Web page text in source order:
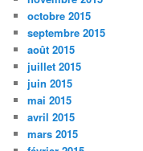
octobre 2015
septembre 2015
août 2015
juillet 2015
juin 2015
mai 2015
avril 2015
mars 2015